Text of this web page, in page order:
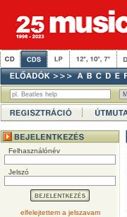
Felhasználónév
Jelszó
elfelejtettem a jelszavam